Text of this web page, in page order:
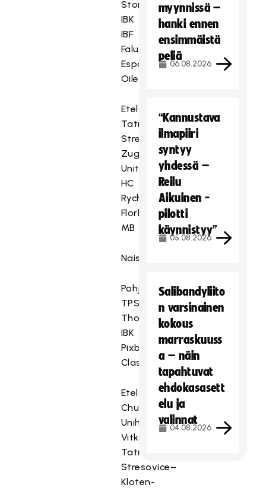
Storvreta
IBK
IBF
Falun–
Esport
Oilers
Etelä
Tatran
Stresovice–
Zug
United
HC
Rychenberg–
Florbal
MB
Naiset
Pohjoinen
TPS–
Thorengruppen
IBK
Pixbo–
Classic
Etelä
Chur
Unihockey–
Vitkovice
Tatran
Stresovice–
Kloten-
myynnissä –
hanki ennen
ensimmäistä
peliä
06.08.2026
“Kannustava
ilmapiiri
syntyy
yhdessä –
Reilu
Aikuinen -
pilotti
käynnistyy”
05.08.2026
Salibandyliito
n varsinainen
kokous
marraskuuss
a – näin
tapahtuvat
ehdokasasett
elu ja
valinnat
04.08.2026